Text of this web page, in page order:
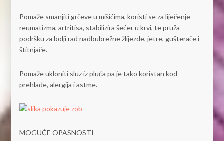
Pomaže smanjiti grčeve u mišićima, koristi se za liječenje
reumatizma, artritisa, stabilizira šećer u krvi, te pruža
podršku za bolji rad nadbubrežne žlijezde, jetre, gušterače i
štitnjače.
Pomaže ukloniti sluz iz pluća pa je tako koristan kod
prehlade, alergija i astme.
MOGUĆE OPASNOSTI